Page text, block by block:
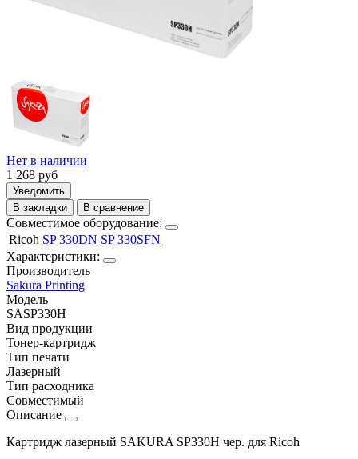
Нет в наличии
1 268 руб
Уведомить
В закладки
В сравнение
Совместимое оборудование:
Ricoh SP 330DN SP 330SFN
Характеристики:
Производитель
Sakura Printing
Модель
SASP330H
Вид продукции
Тонер-картридж
Тип печати
Лазерный
Тип расходника
Совместимый
Описание
Картридж лазерный SAKURA SP330H чер. для Ricoh